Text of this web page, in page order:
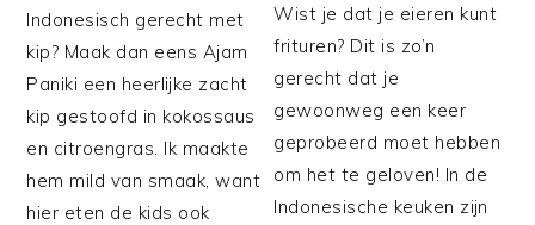
Indonesisch gerecht met
kip? Maak dan eens Ajam
Paniki een heerlijke zacht
kip gestoofd in kokossaus
en citroengras. Ik maakte
hem mild van smaak, want
hier eten de kids ook
Wist je dat je eieren kunt
frituren? Dit is zo’n
gerecht dat je
gewoonweg een keer
geprobeerd moet hebben
om het te geloven! In de
Indonesische keuken zijn